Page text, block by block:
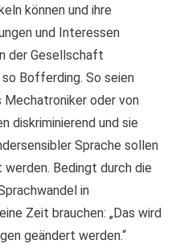
können und ihre
und Interessen
der Gesellschaft
so Bofferding. So seien
Mechatroniker oder von
diskriminierend und sie
Sprache sollen
Bedingt durch die
in
Zeit brauchen: „Das wird
geändert werden.“